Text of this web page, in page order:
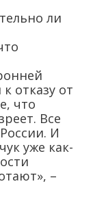
ли
отказу от
что
Все
И
уже как-
–